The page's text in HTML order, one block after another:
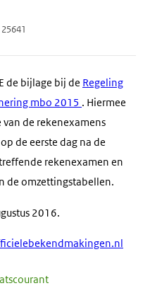
de bijlage bij de Regeling
mbo 2015 . Hiermee
de rekenexamens
de eerste dag na de
rekenexamen en
de omzettingstabellen.
2016.